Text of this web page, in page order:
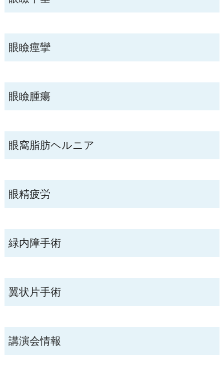
眼瞼痙攣
眼瞼腫瘍
眼窩脂肪ヘルニア
眼精疲労
緑内障手術
翼状片手術
講演会情報